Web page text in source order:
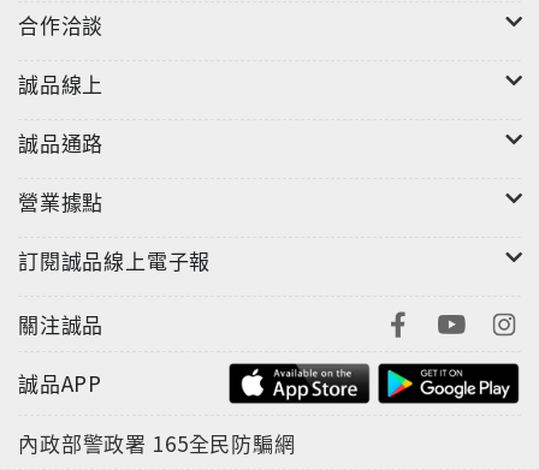
合作洽談
誠品線上
誠品通路
營業據點
訂閱誠品線上電子報
關注誠品
誠品APP
內政部警政署 165全民防騙網